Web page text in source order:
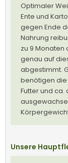
Optimaler
Ente und
gegen Ende
Nahrung
zu 9 Monaten
genau auf
abgestimmt.
benötigen
Futter und ca.
Unsere